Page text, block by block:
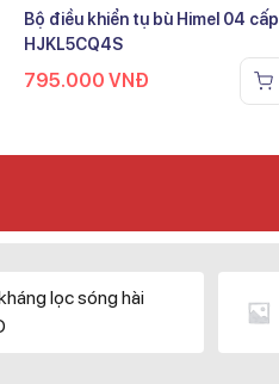
Bộ điều khiển tụ bù Himel 04 cấp
HJKL5CQ4S
795.000VNĐ
lọc sóng hài